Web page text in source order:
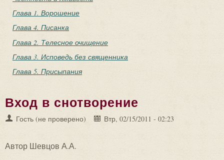
Глава 1. Ворошение
Глава 4. Писанка
Глава 2. Телесное очищение
Глава 3. Исповедь без священника
Глава 5. Присыпания
Вход в снотворение
Гость (не проверено) Втр, 02/15/2011 - 02:23
Автор Шевцов А.А.